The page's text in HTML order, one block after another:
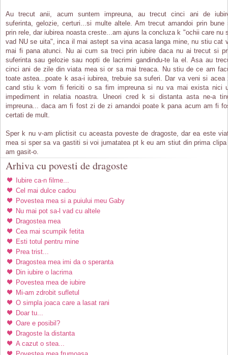
Au trecut anii, acum suntem impreuna, au trecut cinci ani de
suferinta, gelozie, certuri...si multe altele. Am trecut amandoi prin bune
prin rele, dar iubirea noasta creste...am ajuns la concluza k "ochii care nu
vad NU se uita", inca il mai astept sa vina acasa langa mine, nu stiu cat
mai fi pana atunci. Nu ai cum sa treci prin iubire daca nu ai trecut si
suferinta sau gelozie sau nopti de lacrimi gandindu-te la el. Asa au
cinci ani de zile din viata mea si or sa mai treaca. Nu stiu de ce am
toate astea...poate k asa-i iubirea, trebuie sa suferi. Dar va veni si acea
cand stiu k vom fi fericiti o sa fim impreuna si nu va mai exista nici
impediment in relatia noastra. Uneori cred k si distanta asta ne-a
impreuna... daca am fi fost zi de zi amandoi poate k pana acum am fi
certati de mult.
Sper k nu v-am plictisit cu aceasta poveste de dragoste, dar ea este
mea si sper sa va gastiti si voi jumatatea pt k eu am stiut din prima
am gasit-o.
Arhiva cu povesti de dragoste
Iubire ca-n filme...
Cel mai dulce cadou
Povestea mea si a puiului meu Gaby
Nu mai pot sa-l vad cu altele
Dragostea mea
Cea mai scumpik fetita
Esti totul pentru mine
Prea trist...
Dragostea mea imi da o speranta
Din iubire o lacrima
Povestea mea de iubire
Mi-am zdrobit sufletul
O simpla joaca care a lasat rani
Doar tu...
Oare e posibil?
Dragoste la distanta
A cazut o stea...